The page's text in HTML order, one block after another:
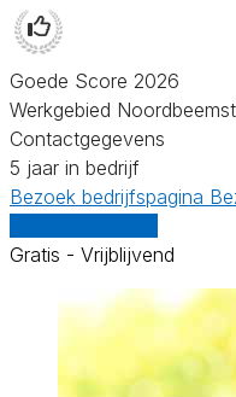
Goede Score 2026
Werkgebied
Contactgegevens
5 jaar in bedrijf
Bezoek bedrijfspagina
Gratis - Vrijblijvend